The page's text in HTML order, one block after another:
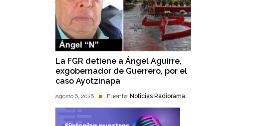
La FGR detiene a Ángel Aguirre,
exgobernador de Guerrero, por el
caso Ayotzinapa
agosto 6, 2026 Fuente: Noticias Radiorama